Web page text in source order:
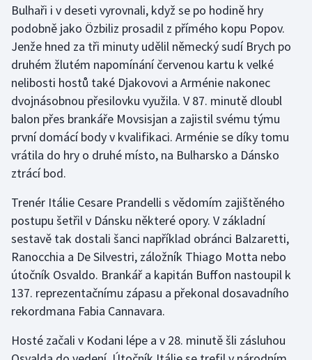
Bulhaři i v deseti vyrovnali, když se po hodině hry
podobně jako Özbiliz prosadil z přímého kopu Popov.
Jenže hned za tři minuty udělil německý sudí Brych po
druhém žlutém napomínání červenou kartu k velké
nelibosti hostů také Djakovovi a Arménie nakonec
dvojnásobnou přesilovku využila. V 87. minutě dloubl
balon přes brankáře Movsisjan a zajistil svému týmu
první domácí body v kvalifikaci. Arménie se díky tomu
vrátila do hry o druhé místo, na Bulharsko a Dánsko
ztrácí bod.
Trenér Itálie Cesare Prandelli s vědomím zajištěného
postupu šetřil v Dánsku některé opory. V základní
sestavě tak dostali šanci například obránci Balzaretti,
Ranocchia a De Silvestri, záložník Thiago Motta nebo
útočník Osvaldo. Brankář a kapitán Buffon nastoupil k
137. reprezentačnímu zápasu a překonal dosavadního
rekordmana Fabia Cannavara.
Hosté začali v Kodani lépe a v 28. minutě šli zásluhou